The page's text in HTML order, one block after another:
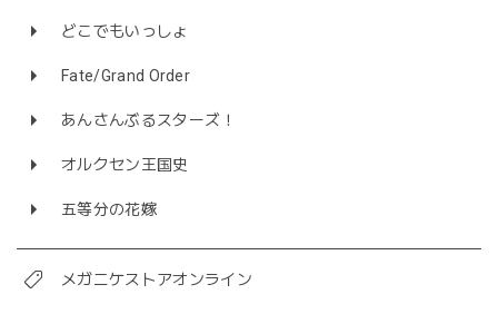
どこでもいっしょ
Fate/Grand Order
あんさんぶるスターズ！
オルクセン王国史
五等分の花嫁
メガニケストアオンライン